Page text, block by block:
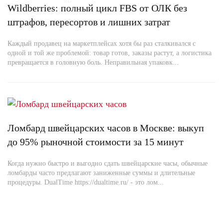
Wildberries: полный цикл FBS от ОЛК без
штрафов, пересортов и лишних затрат
Каждый продавец на маркетплейсах хотя бы раз сталкивался с
одной и той же проблемой: товар готов, заказы растут, а логистика
превращается в головную боль. Неправильная упаковк...
Ломбард швейцарских часов в Москве: выкуп
до 95% рыночной стоимости за 15 минут
Когда нужно быстро и выгодно сдать швейцарские часы, обычные
ломбарды часто предлагают заниженные суммы и длительные
процедуры. DualTime https://dualtime.ru/ - это лом...